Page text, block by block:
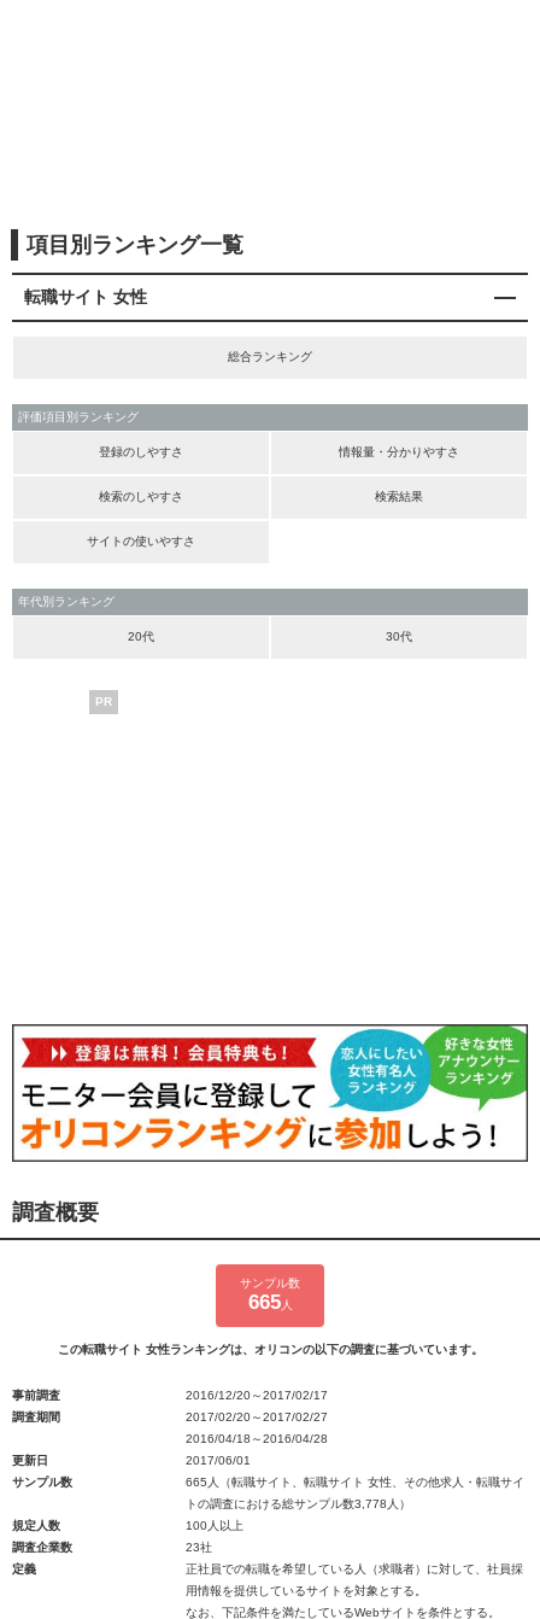
項目別ランキング一覧
転職サイト 女性
総合ランキング
評価項目別ランキング
登録のしやすさ 情報量・分かりやすさ
検索のしやすさ 検索結果
サイトの使いやすさ
年代別ランキング
20代 30代
PR
調査概要
サンプル数
665人
この転職サイト 女性ランキングは、オリコンの以下の調査に基づいています。
事前調査
2016/12/20～2017/02/17
調査期間
2017/02/20～2017/02/27
2016/04/18～2016/04/28
更新日
2017/06/01
サンプル数
665人（転職サイト、転職サイト 女性、その他求人・転職サイ
トの調査における総サンプル数3,778人）
規定人数
100人以上
調査企業数
23社
定義
正社員での転職を希望している人（求職者）に対して、社員採
用情報を提供しているサイトを対象とする。
なお、下記条件を満たしているWebサイトを条件とする。